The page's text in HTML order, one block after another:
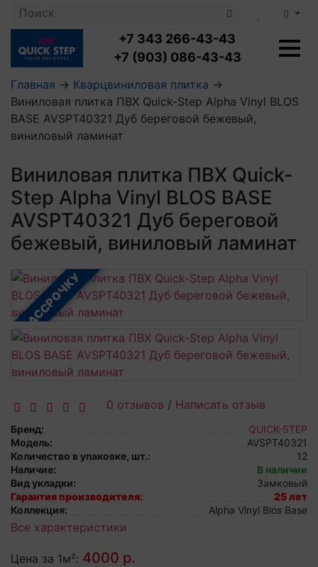
+7 343 266-43-43
+7 (903) 086-43-43
Ламинат с укладкой
Ламинат 32 класс
Посмотреть все категории
LOC FLOOR PLUS
LOC FLOOR ARCTIC
Посмотреть все категории
Кварцвиниловая плитка с укладкой
Клеевая кварцвиниловая плитка
Виниловый ламинат
Кварцвинил SPC OASIS
Посмотреть все категории
Плинтус
Профили для ступеней
Подложка
Пороги
Посмотреть все категории
Аксессуары для стеновых панелей
Главная → Кварцвиниловая плитка →
Виниловая плитка ПВХ Quick-Step Alpha Vinyl BLOS
BASE AVSPT40321 Дуб береговой бежевый,
виниловый ламинат
Виниловая плитка ПВХ Quick-
Step Alpha Vinyl BLOS BASE
AVSPT40321 Дуб береговой
бежевый, виниловый ламинат
В РАССРОЧКУ
0 отзывов / Написать отзыв
Бренд:
QUICK-STEP
Модель:
AVSPT40321
Количество в упаковке, шт.:
12
Наличие:
В наличии
Вид укладки:
Замковый
Гарантия производителя:
25 лет
Коллекция:
Alpha Vinyl Blos Base
Все характеристики
Цена за 1м²: 4000 р.